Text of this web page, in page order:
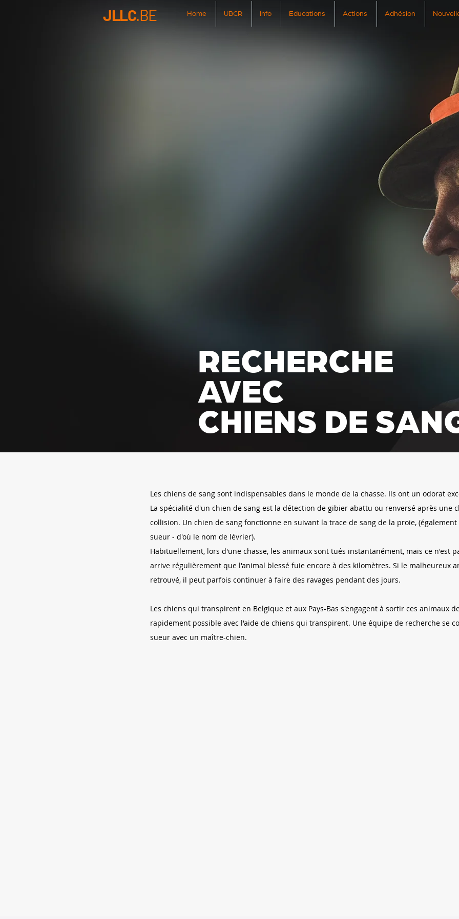
JLLC.BE Home UBCR Info Educations Actions Adhésion
RECHERCHE
AVEC
CHIENS DE
Les chiens de sang sont indispensables dans le monde de la chasse. Ils ont un odorat
La spécialité d'un chien de sang est la détection de gibier abattu ou renversé après une
collision. Un chien de sang fonctionne en suivant la trace de sang de la proie,
sueur - d'où le nom de lévrier).
Habituellement, lors d'une chasse, les animaux sont tués instantanément, mais ce n'est
arrive régulièrement que l'animal blessé fuie encore à des kilomètres. Si le malheureux
retrouvé, il peut parfois continuer à faire des ravages pendant des jours.
Les chiens qui transpirent en Belgique et aux Pays-Bas s'engagent à sortir ces animaux
rapidement possible avec l'aide de chiens qui transpirent. Une équipe de recherche se
sueur avec un maître-chien.